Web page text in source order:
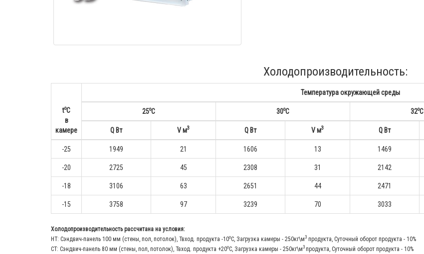
Холодопроизводительность:
toС
в
камере
Температура окружающей среды
25oС 30oС 32oС
Q Вт V м3 Q Вт V м3 Q Вт
-25 1949 21 1606 13 1469
-20 2725 45 2308 31 2142
-18 3106 63 2651 44 2471
-15 3758 97 3239 70 3033
Холодопроизводительность рассчитана на условия:
НТ: Сэндвич-панель 100 мм (стены, пол, потолок), Твход. продукта -10оС, Загрузка камеры - 250кг\м3 продукта, Суточный оборот продукта - 10%
СТ: Сэндвич-панель 80 мм (стены, пол, потолок), Твход. продукта +20оС, Загрузка камеры - 250кг\м3 продукта, Суточный оборот продукта - 10%